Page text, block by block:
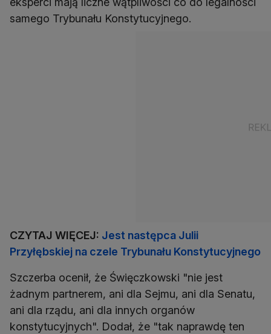
samego Trybunału Konstytucyjnego.
CZYTAJ WIĘCEJ: Jest następca Julii
Przyłębskiej na czele Trybunału Konstytucyjnego
Szczerba ocenił, że Święczkowski "nie jest
żadnym partnerem, ani dla Sejmu, ani dla Senatu,
ani dla rządu, ani dla innych organów
konstytucyjnych". Dodał, że "tak naprawdę ten